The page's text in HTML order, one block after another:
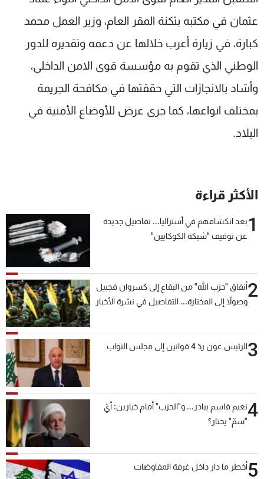
عثمان في مكتبه بثكنة المقر العام، وزير العمل محمد
كبارة، في زيارة أعرب خلالها عن دعمه وتقديره للدور
الوطني الذي تقوم به مؤسسة قوى الامن الداخلي،
وأشاد بالانجازات التي حققتها في مكافحة الجريمة
بمختلف انواعها، كما جرى عرض للأوضاع الأمنية في
البلاد.
الأكثر قراءة
1بعد انكشافهم في أستراليا... تفاصيل جديدة
عن توقيف "شبكة الكوكايين"
2أنفاق "حزب الله" من البقاع إلى كسروان فجبيل
وصولاً إلى المختارة... التفاصيل في نشرة الأخبار
3الرئيس عون ردّ 4 قوانين إلى مجلس النواب
4نعيم قاسم يبادر... و"الحزب" أمام خيارين: أيّ
"سمّ" يختار؟
5أخطر ما دار داخل غرفة المفاوضات
عن MTV
الإنـتـاج
لاعلاناتكم
وظائف
تواصل معنا
شروط الإسـتخدام